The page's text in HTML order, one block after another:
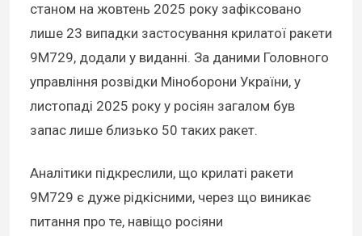
станом на жовтень 2025 року зафіксовано
лише 23 випадки застосування крилатої ракети
9М729, додали у виданні. За даними Головного
управління розвідки Міноборони України, у
листопаді 2025 року у росіян загалом був
запас лише близько 50 таких ракет.
Аналітики підкреслили, що крилаті ракети
9М729 є дуже рідкісними, через що виникає
питання про те, навіщо росіяни